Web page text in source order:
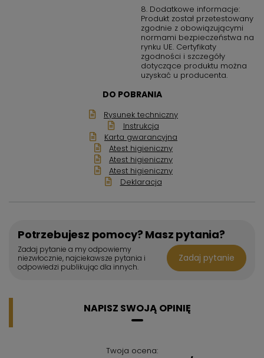
8. Dodatkowe informacje:
Produkt został przetestowany
zgodnie z obowiązującymi
normami bezpieczeństwa na
rynku UE. Certyfikaty
zgodności i szczegóły
dotyczące produktu można
uzyskać u producenta.
DO POBRANIA
Rysunek techniczny
Instrukcja
Karta gwarancyjna
Atest higieniczny
Atest higieniczny
Atest higieniczny
Deklaracja
Potrzebujesz pomocy? Masz pytania?
Zadaj pytanie a my odpowiemy
niezwłocznie, najciekawsze pytania i
odpowiedzi publikując dla innych.
Zadaj pytanie
NAPISZ SWOJĄ OPINIĘ
Twoja ocena: